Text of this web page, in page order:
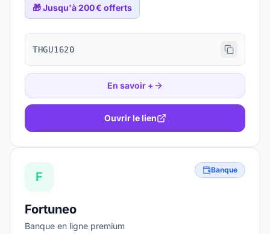
🎁Jusqu'à 200 € offerts
THGU1620
En savoir +
Ouvrir le lien
F Banque
Fortuneo
Banque en ligne premium